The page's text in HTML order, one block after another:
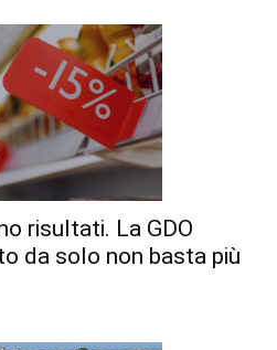
risultati. La GDO
da solo non basta più